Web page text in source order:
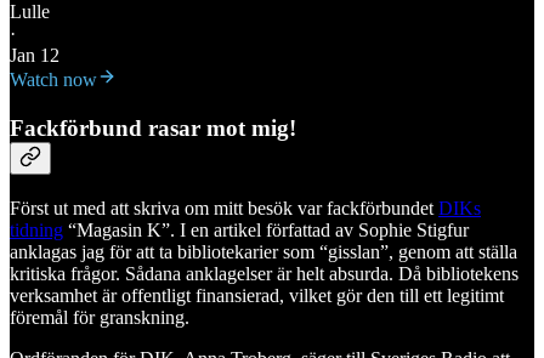
Lulle
·
Jan 12
Watch now
Fackförbund rasar mot mig!
Först ut med att skriva om mitt besök var fackförbundet DIKs
tidning “Magasin K”. I en artikel författad av Sophie Stigfur
anklagas jag för att ta bibliotekarier som “gisslan”, genom att ställa
kritiska frågor. Sådana anklagelser är helt absurda. Då bibliotekens
verksamhet är offentligt finansierad, vilket gör den till ett legitimt
föremål för granskning.